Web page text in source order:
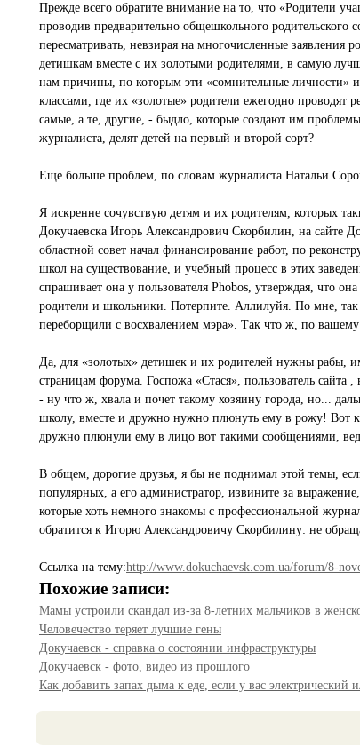
Прежде всего обратите внимание на то, что «Родители
проводив предварительно общешкольного родительского
пересматривать, невзирая на многочисленные заявления
детишкам вместе с их золотыми родителями, в самую
нам причины, по которым эти «сомнительные личности»
классами, где их «золотые» родители ежегодно
самые, а те, другие, - быдло, которые создают им
журналиста, делят детей на первый и второй сорт?
Еще больше проблем, по словам журналиста Натальи
Я искренне сочувствую детям и их родителям, которых
Докучаевска Игорь Александрович Скорбилин, на сайте
областной совет начал финансирование работ, по
школ на существование, и учебный процесс в этих
спрашивает она у пользователя Phobos, утверждая, что
родители и школьники. Потерпите. Аллилуйя. По мне, так
переборщили с восхвалением мэра». Так что ж, по
Да, для «золотых» детишек и их родителей нужны рабы,
страницам форума. Госпожа «Стася», пользователь
- ну что ж, хвала и почет такому хозяину города, но...
школу, вместе и дружно нужно плюнуть ему в рожу! Вот
дружно плюнули ему в лицо вот такими сообщениями,
В общем, дорогие друзья, я бы не поднимал этой темы,
популярных, а его администратор, извините за
которые хоть немного знакомы с профессиональной
обратится к Игорю Александровичу Скорбилину: не
Ссылка на тему:http://www.dokuchaevsk.com.ua/forum/8-
Похожие записи:
Мамы устроили скандал из-за 8-летних мальчиков в
Человечество теряет лучшие гены
Докучаевск - справка о состоянии инфраструктуры
Докучаевск - фото, видео из прошлого
Как добавить запах дыма к еде, если у вас электрический